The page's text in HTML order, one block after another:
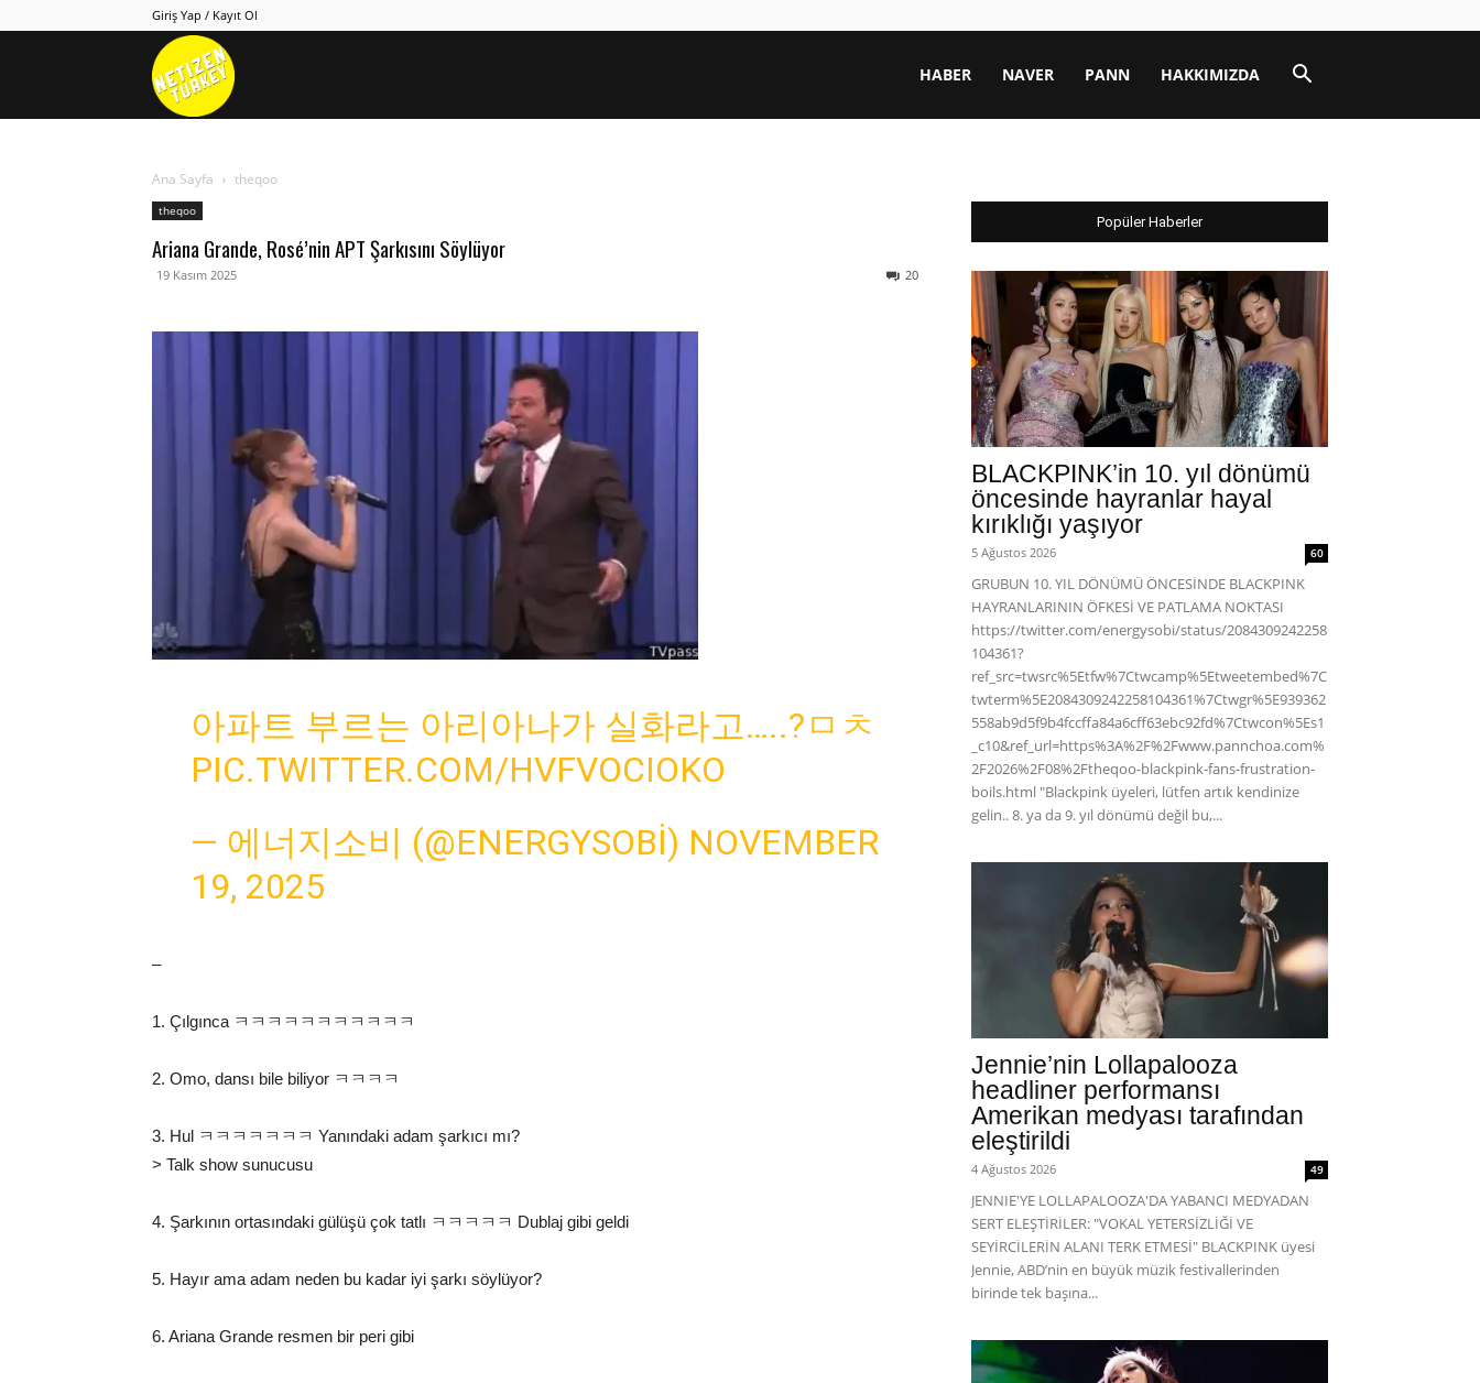
Giriş Yap / Kayıt Ol
Netizen HABER NAVER PANN HAKKIMIZDA
Ana Sayfa theqoo
theqoo
Ariana Grande, Rosé’nin APT Şarkısını Söylüyor
19 Kasım 2025 20
아파트 부르는 아리아나가 실화라고…..?ㅁㅊ
PIC.TWITTER.COM/HVFVOCIOKO
— 에너지소비 (@ENERGYSOBI) NOVEMBER
19, 2025
–
1. Çılgınca ㅋㅋㅋㅋㅋㅋㅋㅋㅋㅋㅋ
2. Omo, dansı bile biliyor ㅋㅋㅋㅋ
3. Hul ㅋㅋㅋㅋㅋㅋㅋ Yanındaki adam şarkıcı mı?
> Talk show sunucusu
4. Şarkının ortasındaki gülüşü çok tatlı ㅋㅋㅋㅋㅋ Dublaj gibi geldi
5. Hayır ama adam neden bu kadar iyi şarkı söylüyor?
6. Ariana Grande resmen bir peri gibi
Popüler Haberler
BLACKPINK’in 10. yıl dönümü
öncesinde hayranlar hayal
kırıklığı yaşıyor
5 Ağustos 2026 60
GRUBUN 10. YIL DÖNÜMÜ ÖNCESİNDE BLACKPINK
HAYRANLARININ ÖFKESİ VE PATLAMA NOKTASI
https://twitter.com/energysobi/status/2084309242258
104361?
ref_src=twsrc%5Etfw%7Ctwcamp%5Etweetembed%7C
twterm%5E2084309242258104361%7Ctwgr%5E939362
558ab9d5f9b4fccffa84a6cff63ebc92fd%7Ctwcon%5Es1
_c10&ref_url=https%3A%2F%2Fwww.pannchoa.com%
2F2026%2F08%2Ftheqoo-blackpink-fans-frustration-
boils.html "Blackpink üyeleri, lütfen artık kendinize
gelin.. 8. ya da 9. yıl dönümü değil bu,...
Jennie’nin Lollapalooza
headliner performansı
Amerikan medyası tarafından
eleştirildi
4 Ağustos 2026 49
JENNIE'YE LOLLAPALOOZA'DA YABANCI MEDYADAN
SERT ELEŞTİRİLER: "VOKAL YETERSİZLİĞİ VE
SEYİRCİLERİN ALANI TERK ETMESİ" BLACKPINK üyesi
Jennie, ABD’nin en büyük müzik festivallerinden
birinde tek başına...